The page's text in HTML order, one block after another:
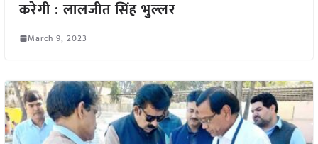
करेगी : लालजीत सिंह भुल्लर
March 9, 2023